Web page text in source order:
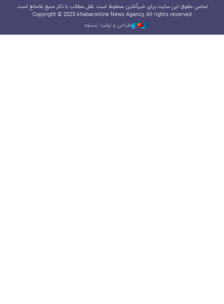
تمامی حقوق این سایت برای خبرآنلاین محفوظ است. نقل مطالب با ذکر منبع بلامانع است.
Copyright © 2025 khabaronline News Agancy, All rights reserved
طراحی و تولید: نستوه